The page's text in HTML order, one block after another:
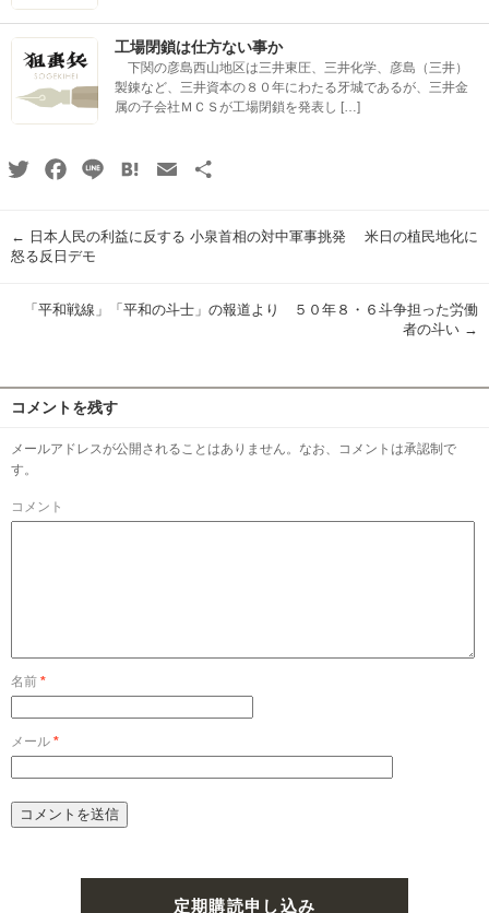
工場閉鎖は仕方ない事か
下関の彦島西山地区は三井東圧、三井化学、彦島（三井）
製錬など、三井資本の８０年にわたる牙城であるが、三井金
属の子会社ＭＣＳが工場閉鎖を発表し […]
TwitterFacebook
Line HatenaEmail
←
日本人民の利益に反する 小泉首相の対中軍事挑発 米日の植民地化に
怒る反日デモ
「平和戦線」「平和の斗士」の報道より ５０年８・６斗争担った労働
者の斗い →
コメントを残す
メールアドレスが公開されることはありません。なお、コメントは承認制で
す。
コメント
名前 *
メール *
定期購読申し込み